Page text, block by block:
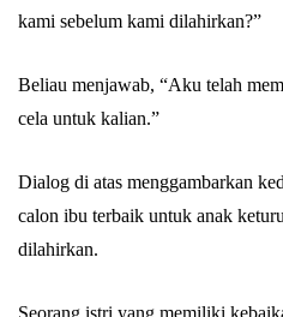
kami sebelum kami dilahirkan?”
Beliau menjawab, “Aku telah
cela untuk kalian.”
Dialog di atas menggambarkan
calon ibu terbaik untuk anak
dilahirkan.